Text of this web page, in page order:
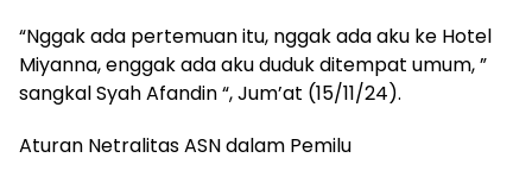
“Nggak ada pertemuan itu, nggak ada aku ke Hotel
Miyanna, enggak ada aku duduk ditempat umum, ”
sangkal Syah Afandin “, Jum’at (15/11/24).
Aturan Netralitas ASN dalam Pemilu